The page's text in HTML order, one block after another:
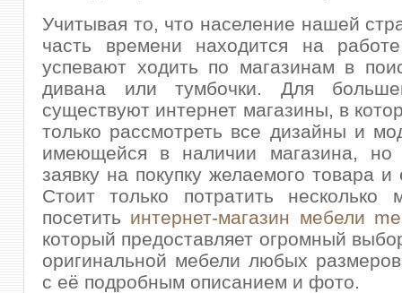
Учитывая то, что население нашей
часть времени находится на
успевают ходить по магазинам в
дивана или тумбочки. Для
существуют интернет магазины, в
только рассмотреть все дизайны и
имеющейся в наличии магазина,
заявку на покупку желаемого товара и
Стоит только потратить несколько
посетить интернет-магазин мебели
который предоставляет огромный
оригинальной мебели любых
с её подробным описанием и фото.